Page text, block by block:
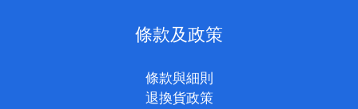
條款及政策
條款與細則
退換貨政策